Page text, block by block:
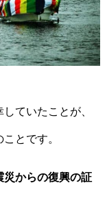
ていたことが、
とです。
災からの復興の証